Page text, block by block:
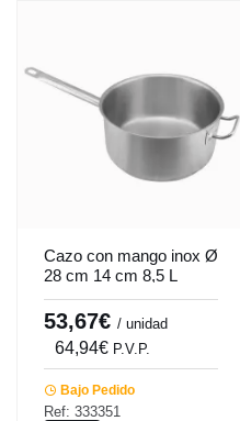
Cazo con mango inox Ø
28 cm 14 cm 8,5 L
Ecoplus Pro.cooker
53,67€ / unidad
64,94€ P.V.P.
Bajo Pedido
Ref: 333351